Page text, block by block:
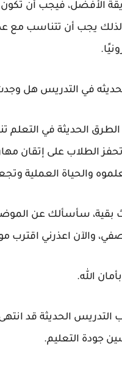
الأفضل، فيجب أن
لذلك يجب أن تتناسب مع
في التدريس هل
الحديثة في التعلم
الطلاب على إتقان
والحياة العملية
سأسألك عن
والآن اعذرني اقترب
الله.
التدريس الحديثة قد
جودة التعليم.